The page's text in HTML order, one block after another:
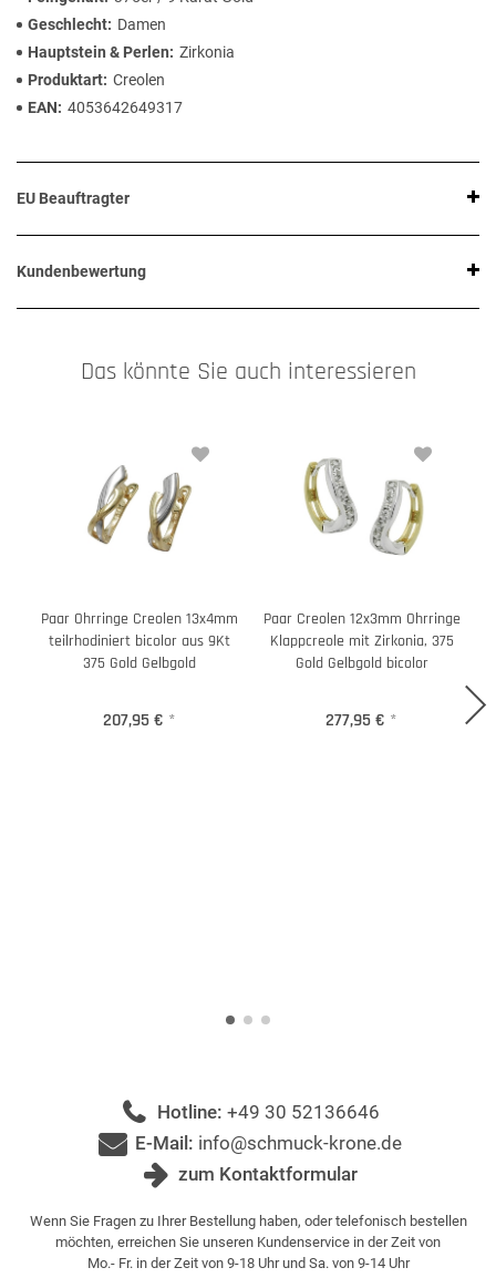
Geschlecht
Damen
Hauptstein & Perlen
Zirkonia
Produktart Creolen
EAN
4053642649317
EU Beauftragter
Kundenbewertung
Das könnte Sie auch interessieren
Paar Ohrringe Creolen 13x4mm
teilrhodiniert bicolor aus 9Kt
375 Gold Gelbgold
207,95 € *
Paar Creolen 12x3mm Ohrringe
Klappcreole mit Zirkonia, 375
Gold Gelbgold bicolor
277,95 € *
Hotline: +49 30 52136646
E-Mail: info@schmuck-krone.de
zum Kontaktformular
Wenn Sie Fragen zu Ihrer Bestellung haben, oder telefonisch bestellen
möchten, erreichen Sie unseren Kundenservice in der Zeit von
Mo.- Fr. in der Zeit von 9-18 Uhr und Sa. von 9-14 Uhr